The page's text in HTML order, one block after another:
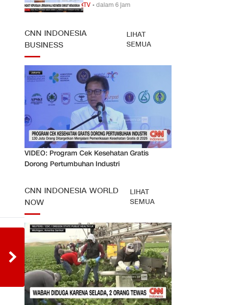
TV •dalam 6 jam
CNN INDONESIA
BUSINESS
LIHAT
SEMUA
VIDEO: Program Cek Kesehatan Gratis
Dorong Pertumbuhan Industri
CNN INDONESIA WORLD
NOW
LIHAT
SEMUA